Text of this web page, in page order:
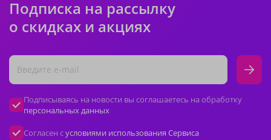
Подписка на рассылку
о скидках и акциях
Подписываясь на новости вы соглашаетесь на обработку
персональных данных
Согласен сусловиями использования Сервиса